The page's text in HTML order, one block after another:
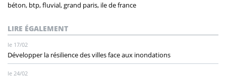
béton, btp, fluvial, grand paris, ile de france
LIRE ÉGALEMENT
le 17/02
Développer la résilience des villes face aux inondations
le 24/02